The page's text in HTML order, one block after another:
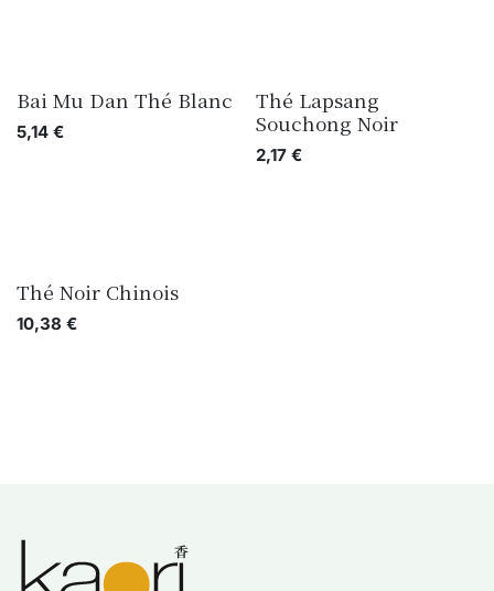
Bai Mu Dan Thé Blanc
5,14 €
Thé Lapsang
Souchong Noir
2,17€
Thé Noir Chinois
10,38 €